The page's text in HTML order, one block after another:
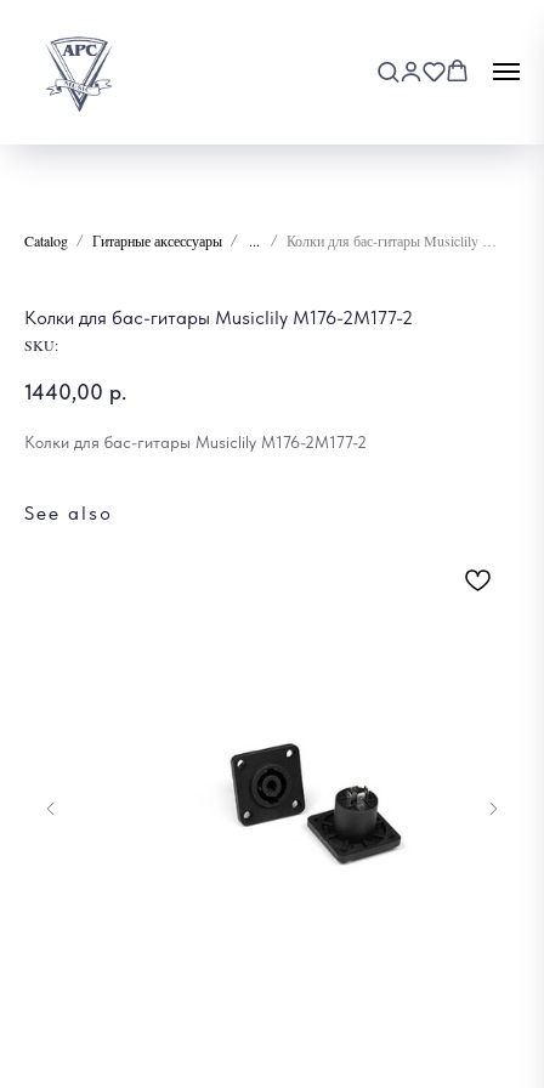
Catalog Гитарные аксессуары ...
Колки для бас-гитары Musiclily M176-2M177-2
SKU:
1440,00 р.
Колки для бас-гитары Musiclily M176-2M177-2
See also